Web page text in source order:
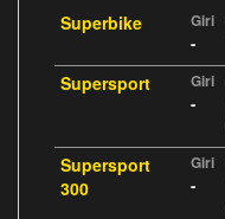
Superbike Giri
-
Supersport Giri
-
Supersport
300
Giri
-